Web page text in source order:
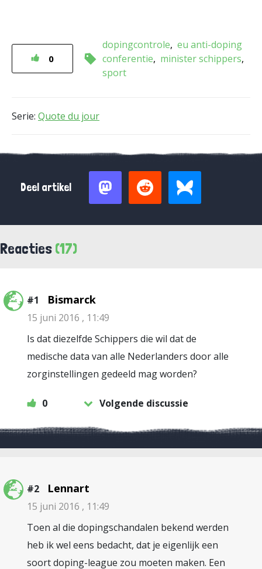
0
dopingcontrole eu anti-doping
conferentie
minister schippers
sport
Serie: Quote du jour
Deel artikel
Reacties (17)
#1 Bismarck
15 juni 2016 , 11:49
Is dat diezelfde Schippers die wil dat de
medische data van alle Nederlanders door alle
zorginstellingen gedeeld mag worden?
0 Volgende discussie
#2 Lennart
15 juni 2016 , 11:49
Toen al die dopingschandalen bekend werden
heb ik wel eens bedacht, dat je eigenlijk een
soort doping-league zou moeten maken. Een